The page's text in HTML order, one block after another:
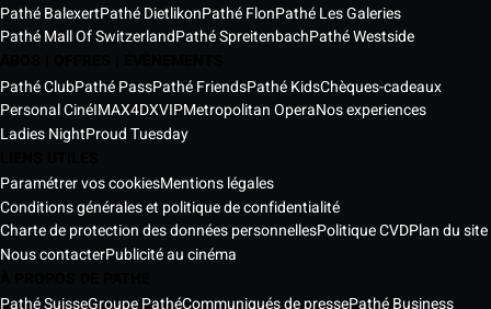
Pathé BalexertPathé DietlikonPathé FlonPathé Les Galeries
Pathé Mall Of SwitzerlandPathé SpreitenbachPathé Westside
Pathé ClubPathé PassPathé FriendsPathé KidsChèques-cadeaux
Personal CinéIMAX4DXVIPMetropolitan OperaNos experiences
Ladies NightProud Tuesday
Paramétrer vos cookiesMentions légales
Conditions générales et politique de confidentialité
Charte de protection des données personnellesPolitique CVDPlan du site
Nous contacterPublicité au cinéma
Pathé SuisseGroupe PathéCommuniqués de pressePathé Business